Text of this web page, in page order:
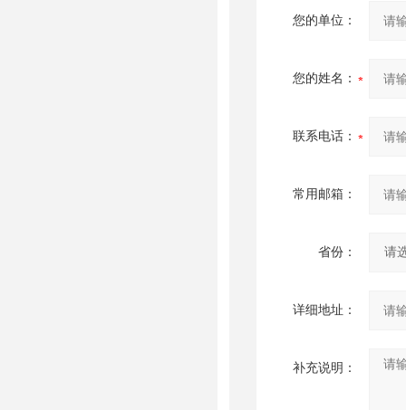
您的单位：
您的姓名：
联系电话：
常用邮箱：
省份：
详细地址：
补充说明：